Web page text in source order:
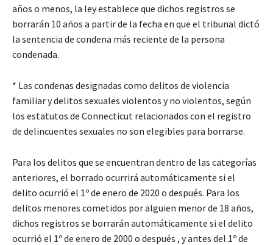
años o menos, la ley establece que dichos registros se
borrarán 10 años a partir de la fecha en que el tribunal dictó
la sentencia de condena más reciente de la persona
condenada.
* Las condenas designadas como delitos de violencia
familiar y delitos sexuales violentos y no violentos, según
los estatutos de Connecticut relacionados con el registro
de delincuentes sexuales no son elegibles para borrarse.
Para los delitos que se encuentran dentro de las categorías
anteriores, el borrado ocurrirá automáticamente si el
delito ocurrió el 1º de enero de 2020 o después. Para los
delitos menores cometidos por alguien menor de 18 años,
dichos registros se borrarán automáticamente si el delito
ocurrió el 1º de enero de 2000 o después , y antes del 1º de